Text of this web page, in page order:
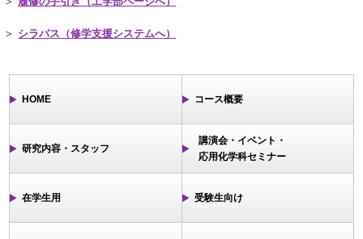
シラバス（修学支援システムへ）
HOME コース概要
研究内容・スタッフ
講演会・イベント・
応用化学科セミナー
在学生用 受験生向け